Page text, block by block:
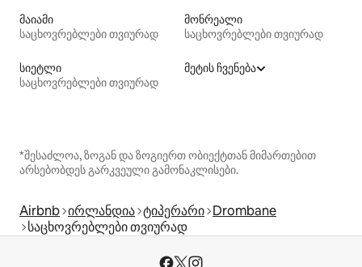
მაიამი
საცხოვრებლები თვიურად
მონრეალი
საცხოვრებლები თვიურად
სიეტლი
საცხოვრებლები თვიურად
მეტის ჩვენება
*შესაძლოა, ზოგან და ზოგიერთ ობიექტთან მიმართებით
არსებობდეს გარკვეული გამონაკლისები.
Airbnb ირლანდია ტიპერარი Drombane
საცხოვრებლები თვიურად